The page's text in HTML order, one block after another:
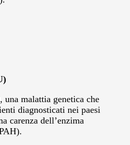
malattia genetica che
diagnosticati nei paesi
carenza dell’enzima